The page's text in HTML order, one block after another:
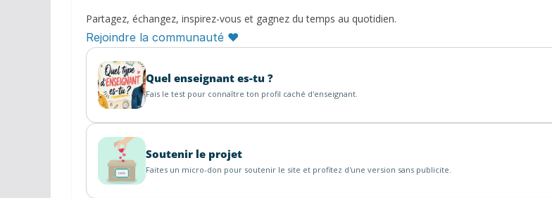
Partagez, échangez, inspirez-vous et gagnez du temps au quotidien.
Rejoindre la communauté ♥
Quel enseignant es-tu ?
Fais le test pour connaître ton profil caché d'enseignant.
Soutenir le projet
Faites un micro-don pour soutenir le site et profitez d'une version sans publicite.